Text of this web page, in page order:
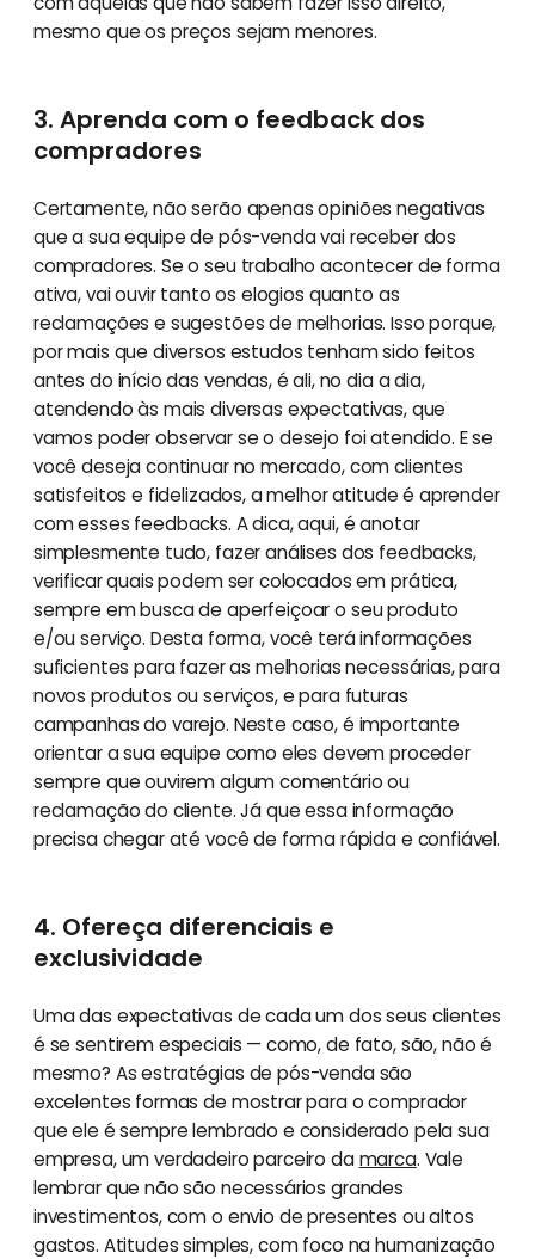
mesmo que os preços sejam menores.
3. Aprenda com o feedback dos
compradores
Certamente, não serão apenas opiniões negativas
que a sua equipe de pós-venda vai receber dos
compradores. Se o seu trabalho acontecer de forma
ativa, vai ouvir tanto os elogios quanto as
reclamações e sugestões de melhorias. Isso porque,
por mais que diversos estudos tenham sido feitos
antes do início das vendas, é ali, no dia a dia,
atendendo às mais diversas expectativas, que
vamos poder observar se o desejo foi atendido. E se
você deseja continuar no mercado, com clientes
satisfeitos e fidelizados, a melhor atitude é aprender
com esses feedbacks. A dica, aqui, é anotar
simplesmente tudo, fazer análises dos feedbacks,
verificar quais podem ser colocados em prática,
sempre em busca de aperfeiçoar o seu produto
e/ou serviço. Desta forma, você terá informações
suficientes para fazer as melhorias necessárias, para
novos produtos ou serviços, e para futuras
campanhas do varejo. Neste caso, é importante
orientar a sua equipe como eles devem proceder
sempre que ouvirem algum comentário ou
reclamação do cliente. Já que essa informação
precisa chegar até você de forma rápida e confiável.
4. Ofereça diferenciais e
exclusividade
Uma das expectativas de cada um dos seus clientes
é se sentirem especiais — como, de fato, são, não é
mesmo? As estratégias de pós-venda são
excelentes formas de mostrar para o comprador
que ele é sempre lembrado e considerado pela sua
empresa, um verdadeiro parceiro damarca. Vale
lembrar que não são necessários grandes
investimentos, com o envio de presentes ou altos
gastos. Atitudes simples, com foco na humanização